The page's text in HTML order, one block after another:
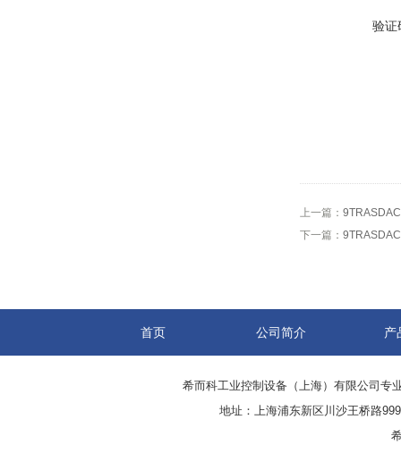
验证
上一篇：
下一篇：
首页 公司简介 产
希而科工业控制设备（上海）有限公司专
地址：上海浦东新区川沙王桥路